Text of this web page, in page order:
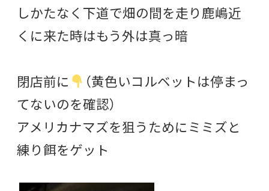
しかたなく下道で畑の間を走り鹿嶋近
くに来た時はもう外は真っ暗
閉店前に
（黄色いコルベットは停まっ
てないのを確認）
アメリカナマズを狙うためにミミズと
練り餌をゲット